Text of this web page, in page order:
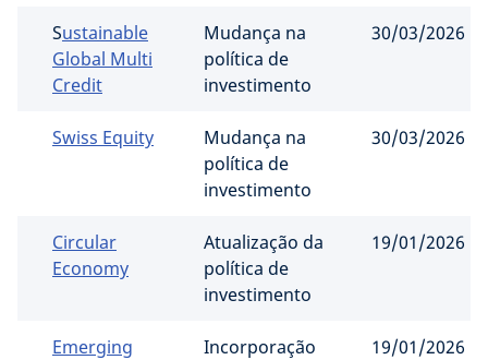
Sustainable
Global Multi
Credit
Mudança na
política de
investimento
30/03/2026
Swiss Equity
Mudança na
política de
investimento
30/03/2026
Circular
Economy
Atualização da
política de
investimento
19/01/2026
Emerging
Incorporação
19/01/2026